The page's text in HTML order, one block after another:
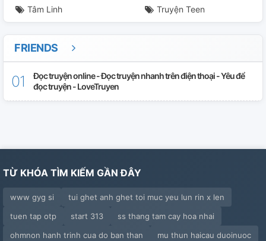
Tâm Linh Truyện Teen
FRIENDS
Đọc truyện online - Đọc truyện nhanh trên điện thoại - Yêu để
đọc truyện - LoveTruyen
TỪ KHÓA TÌM KIẾM GẦN ĐÂY
www gyg si
tui ghet anh ghet toi muc yeu lun rin x len
tuen tap otp
start 313
ss thang tam cay hoa nhai
ohmnon hanh trinh cua do ban than
mu thun haicau duoinuoc